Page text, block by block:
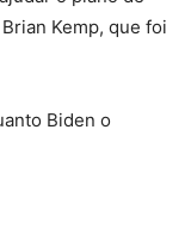
Kemp, que foi
Biden o